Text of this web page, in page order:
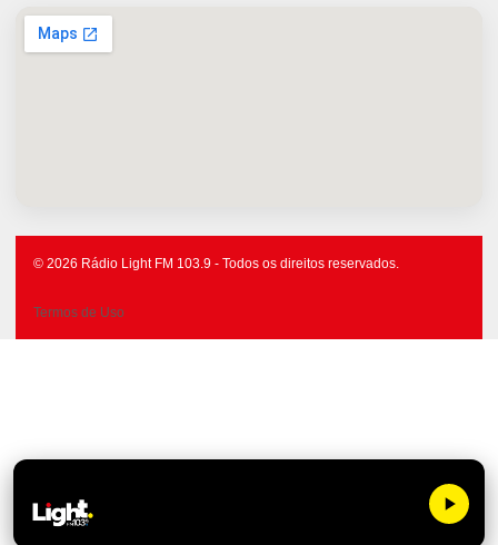
© 2026 Rádio Light FM 103.9 - Todos os direitos reservados.
Termos de Uso
Light FM